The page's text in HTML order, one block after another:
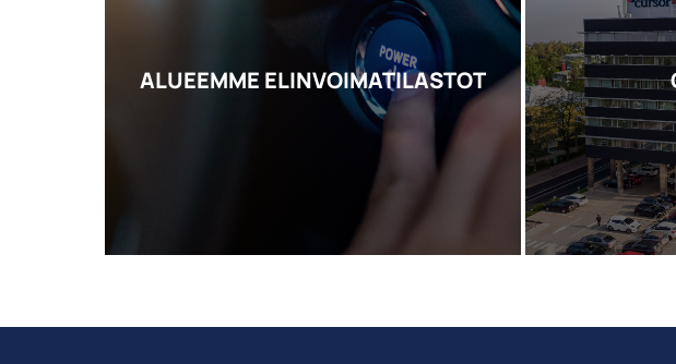
ALUEEMME ELINVOIMATILASTOT